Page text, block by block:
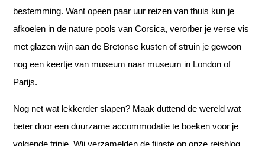
bestemming. Want opeen paar uur reizen van thuis kun je
afkoelen in de nature pools van Corsica, verorber je verse vis
met glazen wijn aan de Bretonse kusten of struin je gewoon
nog een keertje van museum naar museum in London of
Parijs.
Nog net wat lekkerder slapen? Maak duttend de wereld wat
beter door een duurzame accommodatie te boeken voor je
volgende tripje. Wij verzamelden de fijnste op onze reisblog